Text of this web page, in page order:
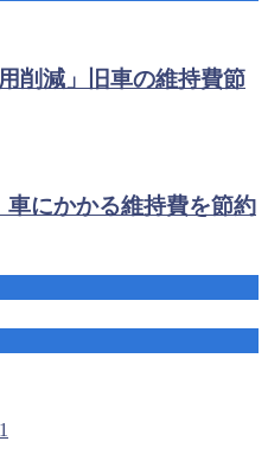
削減」旧車の維持費節
車にかかる維持費を節約